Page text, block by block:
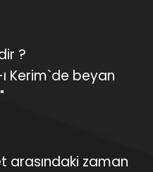
?
Kerim`de beyan
arasındaki zaman